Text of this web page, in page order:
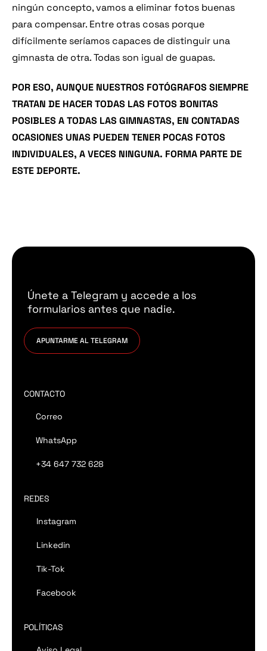
ningún concepto, vamos a eliminar fotos buenas
para compensar. Entre otras cosas porque
difícilmente seríamos capaces de distinguir una
gimnasta de otra. Todas son igual de guapas.
POR ESO, AUNQUE NUESTROS FOTÓGRAFOS SIEMPRE
TRATAN DE HACER TODAS LAS FOTOS BONITAS
POSIBLES A TODAS LAS GIMNASTAS, EN CONTADAS
OCASIONES UNAS PUEDEN TENER POCAS FOTOS
INDIVIDUALES, A VECES NINGUNA. FORMA PARTE DE
ESTE DEPORTE.
Únete a Telegram y accede a los
formularios antes que nadie.
APUNTARME AL TELEGRAM
CONTACTO
Correo
WhatsApp
+34 647 732 628
REDES
Instagram
Linkedin
Tik-Tok
Facebook
POLÍTICAS